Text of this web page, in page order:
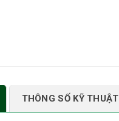
THÔNG SỐ KỸ THUẬT